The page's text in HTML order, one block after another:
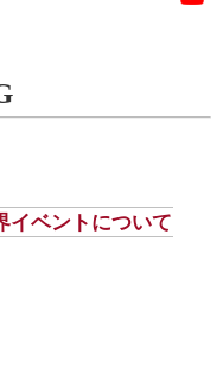
ベントについて